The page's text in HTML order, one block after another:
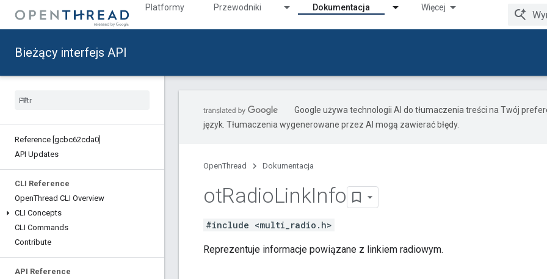
Platformy Przewodniki Dokumentacja Więcej
Bieżący interfejs API
Reference [gcbc62cda0]
API Updates
CLI Reference
OpenThread CLI Overview
CLI Concepts
CLI Commands
Contribute
API Reference
Google używa technologii AI do tłumaczenia treści na Twój
język. Tłumaczenia wygenerowane przez AI mogą zawierać błędy.
OpenThread Dokumentacja
otRadioLinkInfo
#include <multi_radio.h>
Reprezentuje informacje powiązane z linkiem radiowym.